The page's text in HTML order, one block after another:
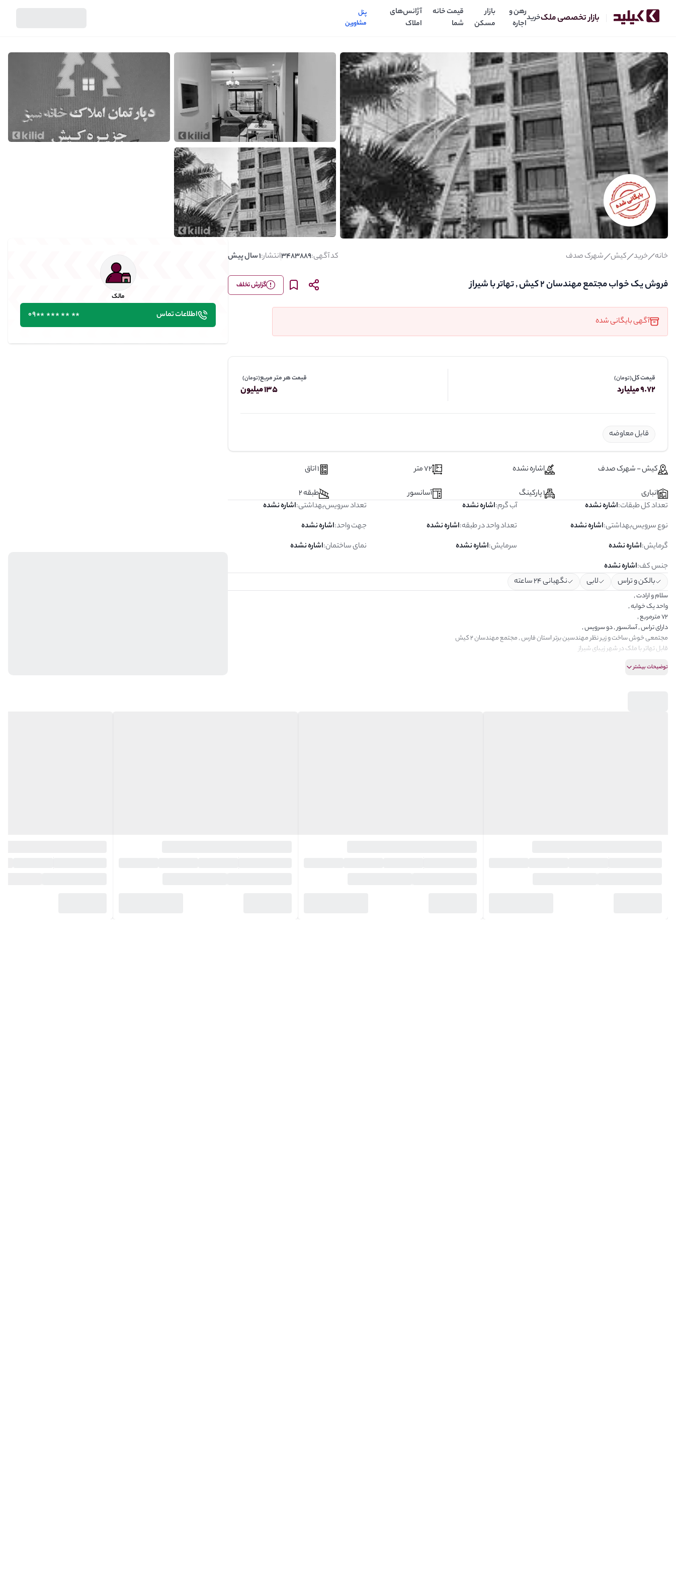
بازار تخصصی ملکخریدرهن و
اجاره
بازار
مسکن
قیمت خانه
شما
آژانس‌های
املاک
پنل
مشاورین
خانه خرید کیش شهرک صدف کد آگهی:3483889انتشار:1 سال پیش
فروش یک خواب مجتمع مهندسان 2 کیش , تهاتر با شیراز
آگهی بایگانی شده
گزارش تخلف
قیمت کل(تومان)
9.72 میلیارد
قیمت هر متر مربع(تومان)
135 میلیون
قابل معاوضه
کیش - شهرک صدف اشاره نشده 72 متر
1 اتاق
انباری
1 پارکینگ آسانسور
طبقه 2
تعداد کل طبقات:اشاره نشده آب گرم:اشاره نشده تعداد سرویس‌بهداشتی:اشاره نشده
نوع سرویس‌بهداشتی:اشاره نشده تعداد واحد در طبقه:اشاره نشده جهت واحد:اشاره نشده
گرمایش:اشاره نشده سرمایش:اشاره نشده نمای ساختمان:اشاره نشده
جنس کف:اشاره نشده
بالکن و تراس
لابی نگهبانی ۲۴ ساعته
سلام و ارادت ,
واحد یک خوابه ,
72 مترمربع ,
دارای تراس , آسانسور , دو سرویس ,
مجتمعی خوش ساخت و زیر نظر مهندسین برتر استان فارس , مجتمع مهندسان 2 کیش
قابل تهاتر با ملک در شهر زیبای شیراز
دپارتمان املاک خانه سبز کیش
توضیحات بیشتر
فروش یک خواب مجتمع مهندسان 2 کیش , تهاتر با شیراز قیمت:9.72میلیارد مالک اطلاعات تماس
مالک
اطلاعات تماس ٭٭ ٭٭ ٭٭٭ ٭٭09